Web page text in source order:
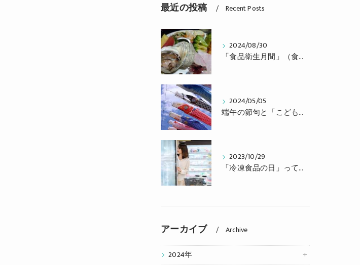
最近の投稿 Recent Posts
2024/08/30
「食品衛生月間」（食中毒予防月間）です
2024/05/05
端午の節句と「こどもの日」
2023/10/29
「冷凍食品の日」って知っていますか？
アーカイブ Archive
2024年